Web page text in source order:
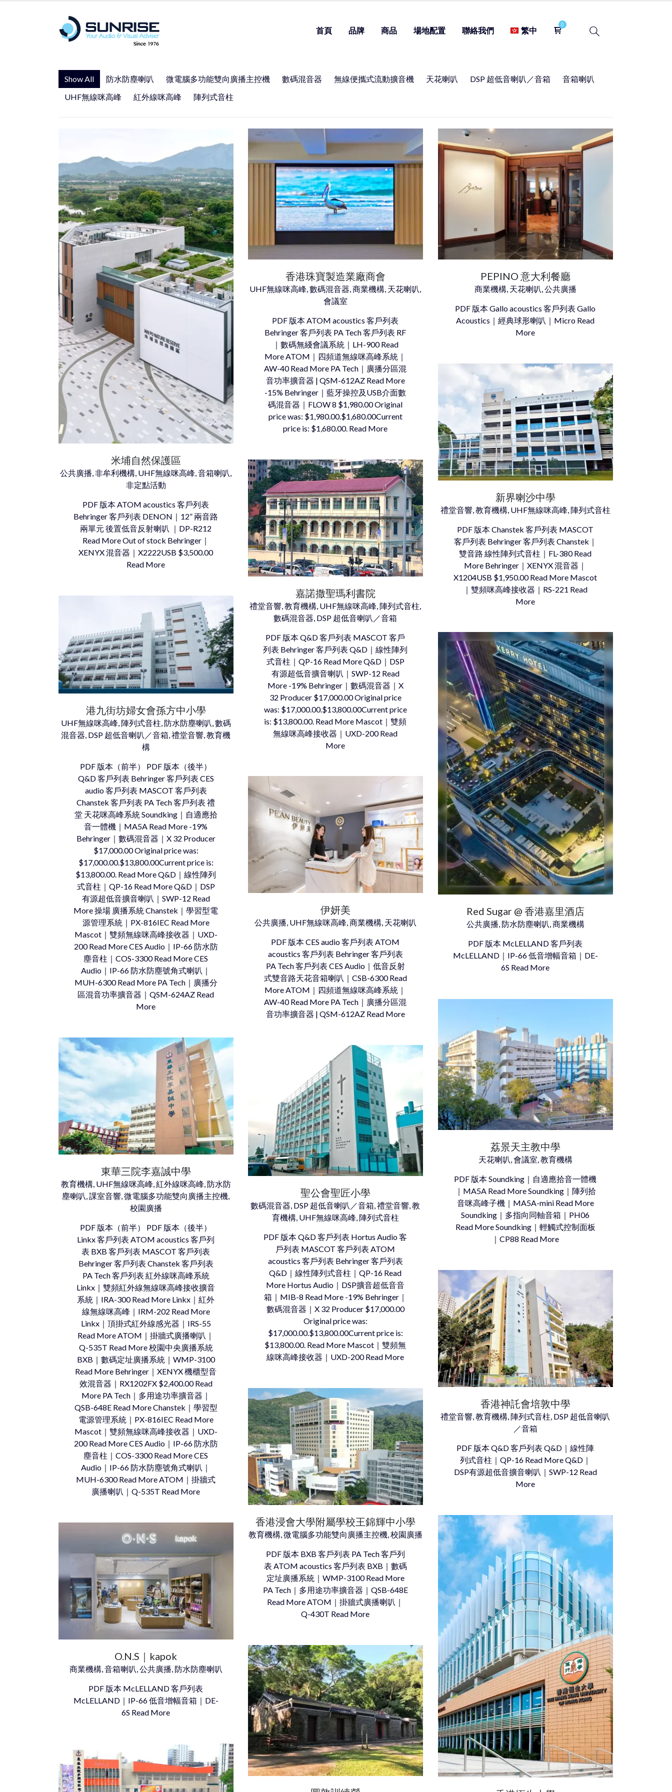
首頁 品牌 商品 場地配置 聯絡我們 繁中
Show All 防水防塵喇叭 微電腦多功能雙向廣播主控機 數碼混音器 無線便攜式流動擴音機 天花喇叭 DSP 超低音喇叭／音箱
音箱喇叭
UHF無線咪高峰
紅外線咪高峰 陣列式音柱
米埔自然保護區
公共廣播, 非牟利機構, UHF無線咪高峰, 音箱喇叭,
非定點活動
PDF 版本 ATOM acoustics 客戶列表
Behringer 客戶列表 DENON｜12” 兩音路
兩單元 後置低音反射喇叭 ｜DP-R212
Read More Out of stock Behringer｜
XENYX 混音器｜X2222USB $3,500.00
Read More
香港珠寶製造業廠商會
UHF無線咪高峰, 數碼混音器, 商業機構, 天花喇叭,
會議室
PDF 版本 ATOM acoustics 客戶列表
Behringer 客戶列表 PA Tech 客戶列表 RF
｜數碼無綫會議系統｜LH-900 Read
More ATOM｜四頻道無線咪高峰系統｜
AW-40 Read More PA Tech｜廣播分區混
音功率擴音器 | QSM-612AZ Read More
-15% Behringer｜藍牙操控及USB介面數
碼混音器｜FLOW 8 $1,980.00 Original
price was: $1,980.00.$1,680.00Current
price is: $1,680.00. Read More
PEPINO 意大利餐廳
商業機構, 天花喇叭, 公共廣播
PDF 版本 Gallo acoustics 客戶列表 Gallo
Acoustics｜經典球形喇叭｜Micro Read
More
新界喇沙中學
禮堂音響, 教育機構, UHF無線咪高峰, 陣列式音柱
PDF 版本 Chanstek 客戶列表 MASCOT
客戶列表 Behringer 客戶列表 Chanstek｜
雙音路 線性陣列式音柱｜FL-380 Read
More Behringer｜XENYX 混音器｜
X1204USB $1,950.00 Read More Mascot
｜雙頻咪高峰接收器｜RS-221 Read
More
嘉諾撒聖瑪利書院
禮堂音響, 教育機構, UHF無線咪高峰, 陣列式音柱,
數碼混音器, DSP 超低音喇叭／音箱
PDF 版本 Q&D 客戶列表 MASCOT 客戶
列表 Behringer 客戶列表 Q&D｜線性陣列
式音柱｜QP-16 Read More Q&D｜DSP
有源超低音擴音喇叭｜SWP-12 Read
More -19% Behringer｜數碼混音器｜X
32 Producer $17,000.00 Original price
was: $17,000.00.$13,800.00Current price
is: $13,800.00. Read More Mascot｜雙頻
無線咪高峰接收器｜UXD-200 Read
More
港九街坊婦女會孫方中小學
UHF無線咪高峰, 陣列式音柱, 防水防塵喇叭, 數碼
混音器, DSP 超低音喇叭／音箱, 禮堂音響, 教育機
構
PDF 版本（前半） PDF 版本（後半）
Q&D 客戶列表 Behringer 客戶列表 CES
audio 客戶列表 MASCOT 客戶列表
Chanstek 客戶列表 PA Tech 客戶列表 禮
堂 天花咪高峰系統 Soundking｜自適應拾
音一體機｜MA5A Read More -19%
Behringer｜數碼混音器｜X 32 Producer
$17,000.00 Original price was:
$17,000.00.$13,800.00Current price is:
$13,800.00. Read More Q&D｜線性陣列
式音柱｜QP-16 Read More Q&D｜DSP
有源超低音擴音喇叭｜SWP-12 Read
More 操場 廣播系統 Chanstek｜學習型電
源管理系統｜PX-816IEC Read More
Mascot｜雙頻無線咪高峰接收器｜UXD-
200 Read More CES Audio｜IP-66 防水防
塵音柱｜COS-3300 Read More CES
Audio｜IP-66 防水防塵號角式喇叭｜
MUH-6300 Read More PA Tech｜廣播分
區混音功率擴音器｜QSM-624AZ Read
More
Red Sugar @ 香港嘉里酒店
公共廣播, 防水防塵喇叭, 商業機構
PDF 版本 McLELLAND 客戶列表
McLELLAND｜IP-66 低音增幅音箱｜DE-
6S Read More
伊妍美
公共廣播, UHF無線咪高峰, 商業機構, 天花喇叭
PDF 版本 CES audio 客戶列表 ATOM
acoustics 客戶列表 Behringer 客戶列表
PA Tech 客戶列表 CES Audio｜低音反射
式雙音路天花音箱喇叭｜CSB-6300 Read
More ATOM｜四頻道無線咪高峰系統｜
AW-40 Read More PA Tech｜廣播分區混
音功率擴音器 | QSM-612AZ Read More
荔景天主教中學
天花喇叭, 會議室, 教育機構
PDF 版本 Soundking｜自適應拾音一體機
｜MA5A Read More Soundking｜陣列拾
音咪高峰子機｜MA5A-mini Read More
Soundking｜多指向同軸音箱｜PH06
Read More Soundking｜輕觸式控制面板
｜CP88 Read More
東華三院李嘉誠中學
教育機構, UHF無線咪高峰, 紅外線咪高峰, 防水防
塵喇叭, 課室音響, 微電腦多功能雙向廣播主控機,
校園廣播
PDF 版本（前半） PDF 版本（後半）
Linkx 客戶列表 ATOM acoustics 客戶列
表 BXB 客戶列表 MASCOT 客戶列表
Behringer 客戶列表 Chanstek 客戶列表
PA Tech 客戶列表 紅外線咪高峰系統
Linkx｜雙頻紅外線無線咪高峰接收擴音
系統｜IRA-300 Read More Linkx｜紅外
線無線咪高峰｜IRM-202 Read More
Linkx｜頂掛式紅外線感光器｜IRS-55
Read More ATOM｜掛牆式廣播喇叭｜
Q-535T Read More 校園中央廣播系統
BXB｜數碼定址廣播系統｜WMP-3100
Read More Behringer｜XENYX 機櫃型音
效混音器｜RX1202FX $2,400.00 Read
More PA Tech｜多用途功率擴音器｜
QSB-648E Read More Chanstek｜學習型
電源管理系統｜PX-816IEC Read More
Mascot｜雙頻無線咪高峰接收器｜UXD-
200 Read More CES Audio｜IP-66 防水防
塵音柱｜COS-3300 Read More CES
Audio｜IP-66 防水防塵號角式喇叭｜
MUH-6300 Read More ATOM｜掛牆式
廣播喇叭｜Q-535T Read More
聖公會聖匠小學
數碼混音器, DSP 超低音喇叭／音箱, 禮堂音響, 教
育機構, UHF無線咪高峰, 陣列式音柱
PDF 版本 Q&D 客戶列表 Hortus Audio 客
戶列表 MASCOT 客戶列表 ATOM
acoustics 客戶列表 Behringer 客戶列表
Q&D｜線性陣列式音柱｜QP-16 Read
More Hortus Audio｜DSP擴音超低音音
箱｜MIB-8 Read More -19% Behringer｜
數碼混音器｜X 32 Producer $17,000.00
Original price was:
$17,000.00.$13,800.00Current price is:
$13,800.00. Read More Mascot｜雙頻無
線咪高峰接收器｜UXD-200 Read More
香港神託會培敦中學
禮堂音響, 教育機構, 陣列式音柱, DSP 超低音喇叭
／音箱
PDF 版本 Q&D 客戶列表 Q&D｜線性陣
列式音柱｜QP-16 Read More Q&D｜
DSP有源超低音擴音喇叭｜SWP-12 Read
More
香港浸會大學附屬學校王錦輝中小學
教育機構, 微電腦多功能雙向廣播主控機, 校園廣播
PDF 版本 BXB 客戶列表 PA Tech 客戶列
表 ATOM acoustics 客戶列表 BXB｜數碼
定址廣播系統｜WMP-3100 Read More
PA Tech｜多用途功率擴音器｜QSB-648E
Read More ATOM｜掛牆式廣播喇叭｜
Q-430T Read More
O.N.S｜kapok
商業機構, 音箱喇叭, 公共廣播, 防水防塵喇叭
PDF 版本 McLELLAND 客戶列表
McLELLAND｜IP-66 低音增幅音箱｜DE-
6S Read More